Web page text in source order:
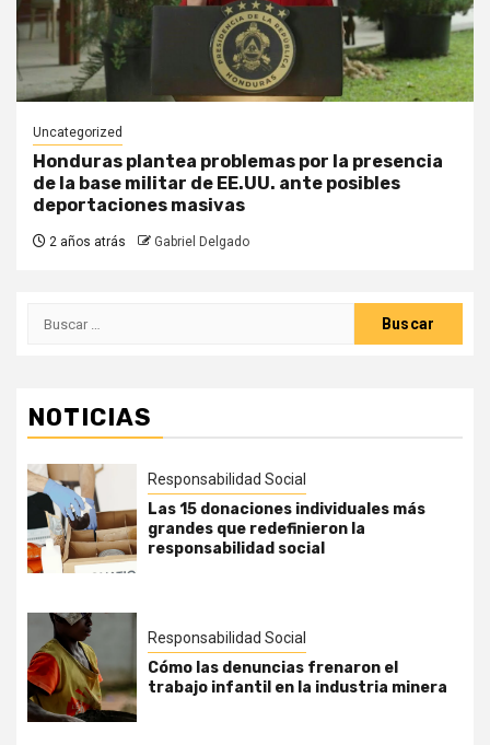
Uncategorized
Honduras plantea problemas por la presencia
de la base militar de EE.UU. ante posibles
deportaciones masivas
2 años atrás Gabriel Delgado
Buscar:
NOTICIAS
Responsabilidad Social
Las 15 donaciones individuales más
grandes que redefinieron la
responsabilidad social
Responsabilidad Social
Cómo las denuncias frenaron el
trabajo infantil en la industria minera